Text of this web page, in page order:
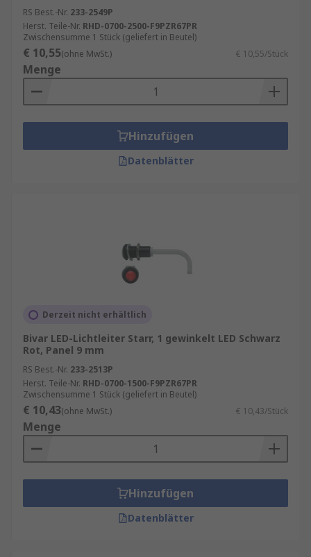
RS Best.-Nr. 233-2549P
Herst. Teile-Nr. RHD-0700-2500-F9PZR67PR
Zwischensumme 1 Stück (geliefert in Beutel)
€ 10,55(ohne MwSt.) € 10,55/Stück
Menge
Hinzufügen
Datenblätter
Derzeit nicht erhältlich
Bivar LED-Lichtleiter Starr, 1 gewinkelt LED Schwarz
Rot, Panel 9 mm
RS Best.-Nr. 233-2513P
Herst. Teile-Nr. RHD-0700-1500-F9PZR67PR
Zwischensumme 1 Stück (geliefert in Beutel)
€ 10,43(ohne MwSt.) € 10,43/Stück
Menge
Hinzufügen
Datenblätter